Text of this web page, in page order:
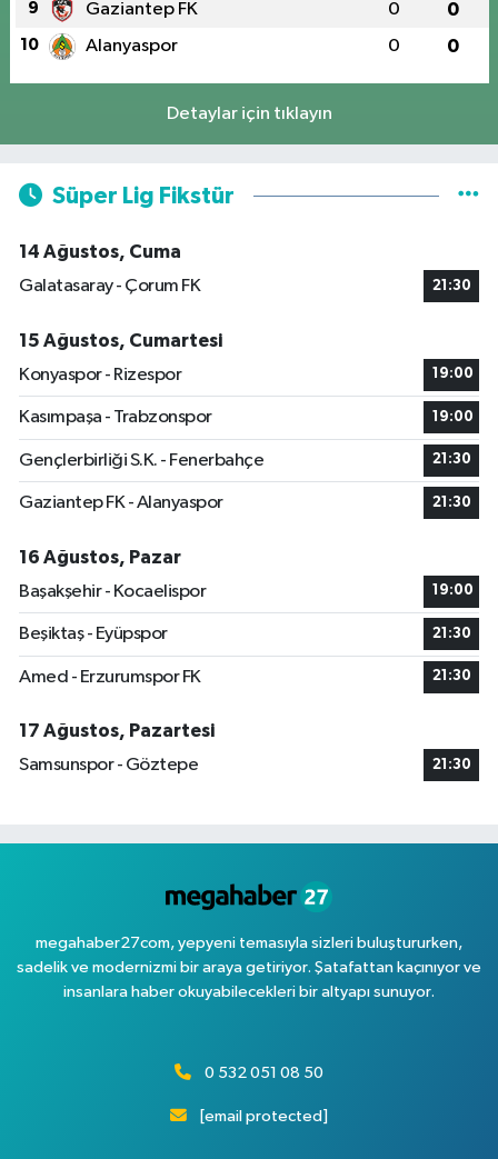
9 Gaziantep FK 0 0
10 Alanyaspor 0 0
Detaylar için tıklayın
Süper Lig Fikstür
14 Ağustos, Cuma
Galatasaray - Çorum FK
21:30
15 Ağustos, Cumartesi
Konyaspor - Rizespor
19:00
Kasımpaşa - Trabzonspor 19:00
Gençlerbirliği S.K. - Fenerbahçe 21:30
Gaziantep FK - Alanyaspor 21:30
16 Ağustos, Pazar
Başakşehir - Kocaelispor
19:00
Beşiktaş - Eyüpspor 21:30
Amed - Erzurumspor FK 21:30
17 Ağustos, Pazartesi
Samsunspor - Göztepe
21:30
megahaber27com, yepyeni temasıyla sizleri buluştururken,
sadelik ve modernizmi bir araya getiriyor. Şatafattan kaçınıyor ve
insanlara haber okuyabilecekleri bir altyapı sunuyor.
0 532 051 08 50
[email protected]